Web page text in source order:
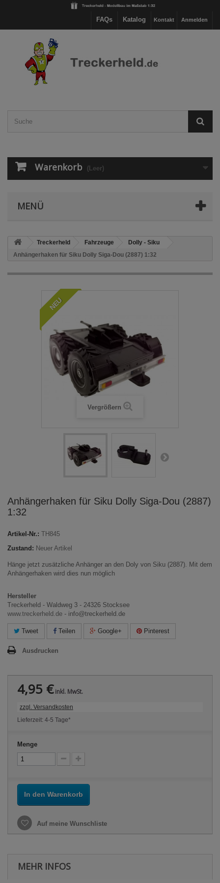
Anmelden
Kontakt
Katalog
FAQs
Warenkorb (Leer)
MENÜ
Treckerheld Fahrzeuge
Dolly - Siku
Anhängerhaken für Siku Dolly Siga-Dou (2887) 1:32
NEU
Vergrößern
Anhängerhaken für Siku Dolly Siga-Dou (2887)
1:32
Artikel-Nr.: TH845
Zustand: Neuer Artikel
Hänge jetzt zusätzliche Anhänger an den Doly von Siku (2887). Mit dem
Anhängerhaken wird dies nun möglich
Hersteller
Treckerheld - Waldweg 3 - 24326 Stocksee
www.treckerheld.de - info@treckerheld.de
Tweet Teilen Google+ Pinterest
Ausdrucken
4,95 €inkl. MwSt.
zzgl. Versandkosten
Lieferzeit: 4-5 Tage*
Menge
In den Warenkorb
Auf meine Wunschliste
MEHR INFOS